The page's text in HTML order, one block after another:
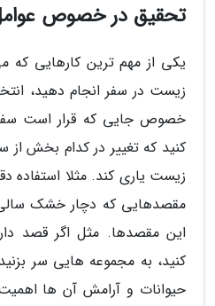
تحقیق در خصوص عوامل
یکی از مهم ترین کارهایی که
زیست در سفر انجام دهید،
خصوص جایی که قرار است سفر
کنید که تغییر در کدام بخش
زیست یاری کند. مثلا استفاده
مقصدهایی که دچار خشک
این مقصدها. مثل اگر قصد
کنید، به مجموعه هایی سر
حیوانات و آرامش آن ها